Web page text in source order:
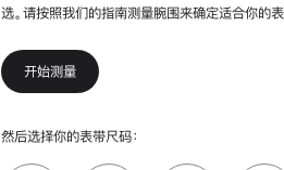
选。请按照我们的指南测量腕围来确定适合你的表
开始测量
然后选择你的表带尺码：